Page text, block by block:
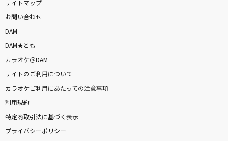
サイトマップ
お問い合わせ
DAM
DAM★とも
カラオケ＠DAM
サイトのご利用について
カラオケご利用にあたっての注意事項
利用規約
特定商取引法に基づく表示
プライバシーポリシー